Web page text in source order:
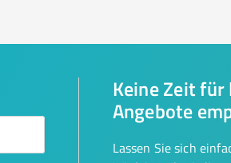
Keine Zeit für
Angebote
Lassen Sie sich